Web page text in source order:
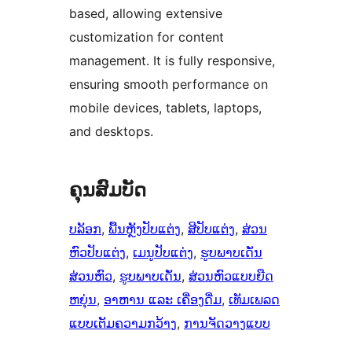
based, allowing extensive
customization for content
management. It is fully responsive,
ensuring smooth performance on
mobile devices, tablets, laptops,
and desktops.
ຄຸນສົມບັດ
ບລັອກ, ພື້ນຫຼັງປັບແຕ່ງ, ສີປັບແຕ່ງ, ສ່ວນ
ຫົວປັບແຕ່ງ, ເມນູປັບແຕ່ງ, ຮູບພາບເດັ່ນ
ສ່ວນຫົວ, ຮູບພາບເດັ່ນ, ສ່ວນຫົວແບບຍືດ
ຫຍຸ່ນ, ອາຫານ ແລະ ເຄື່ອງດື່ມ, ເທັມເພລດ
ແບບເຕັມຄວາມກວ້າງ, ການຈັດວາງແບບ